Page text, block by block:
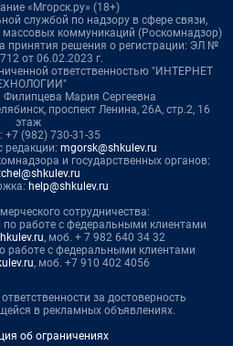
«Мгорск.ру» (18+)
службой по надзору в сфере связи,
коммуникаций (Роскомнадзор)
принятия решения о регистрации: ЭЛ №
от 06.02.2023 г.
ответственностью "ИНТЕРНЕТ
Филипцева Мария Сергеевна
проспект Ленина, 26А, стр.2, 16
этаж
+7 (982) 730-31-35
редакции: mgorsk@shkulev.ru
и государственных органов:
help@shkulev.ru
сотрудничества:
работе с федеральными клиентами
, моб. + 7 982 640 34 32
работе с федеральными клиентами
, моб. +7 910 402 4056
за достоверность
в рекламных объявлениях.
об ограничениях